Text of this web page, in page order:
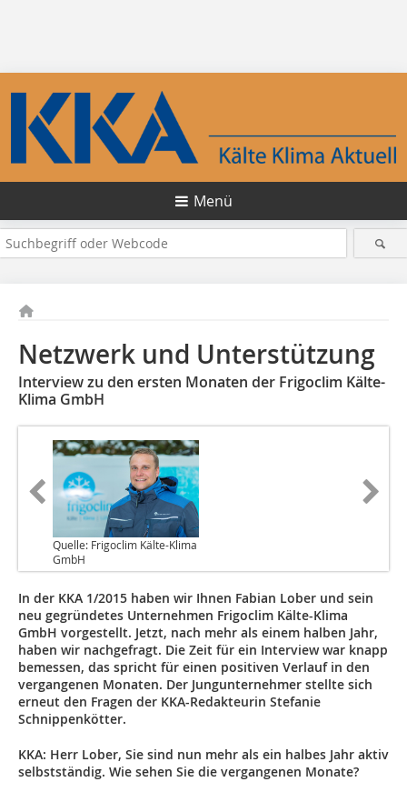
Menü
Netzwerk und Unterstützung
Interview zu den ersten Monaten der Frigoclim Kälte-
Klima GmbH
Quelle: Frigoclim Kälte-Klima
GmbH
In der KKA 1/2015 haben wir Ihnen Fabian Lober und sein
neu gegründetes Unternehmen Frigoclim Kälte-Klima
GmbH vorgestellt. Jetzt, nach mehr als einem halben Jahr,
haben wir nachgefragt. Die Zeit für ein Interview war knapp
bemessen, das spricht für einen positiven Verlauf in den
vergangenen Monaten. Der Jungunternehmer stellte sich
erneut den Fragen der KKA-Redakteurin Stefanie
Schnippenkötter.
KKA: Herr Lober, Sie sind nun mehr als ein halbes Jahr aktiv
selbstständig. Wie sehen Sie die vergangenen Monate?